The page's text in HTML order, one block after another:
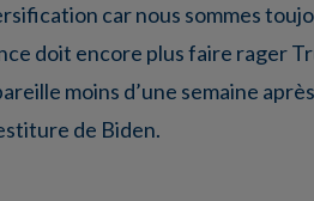
car nous sommes
doit encore plus faire rager
moins d’une semaine
de Biden.